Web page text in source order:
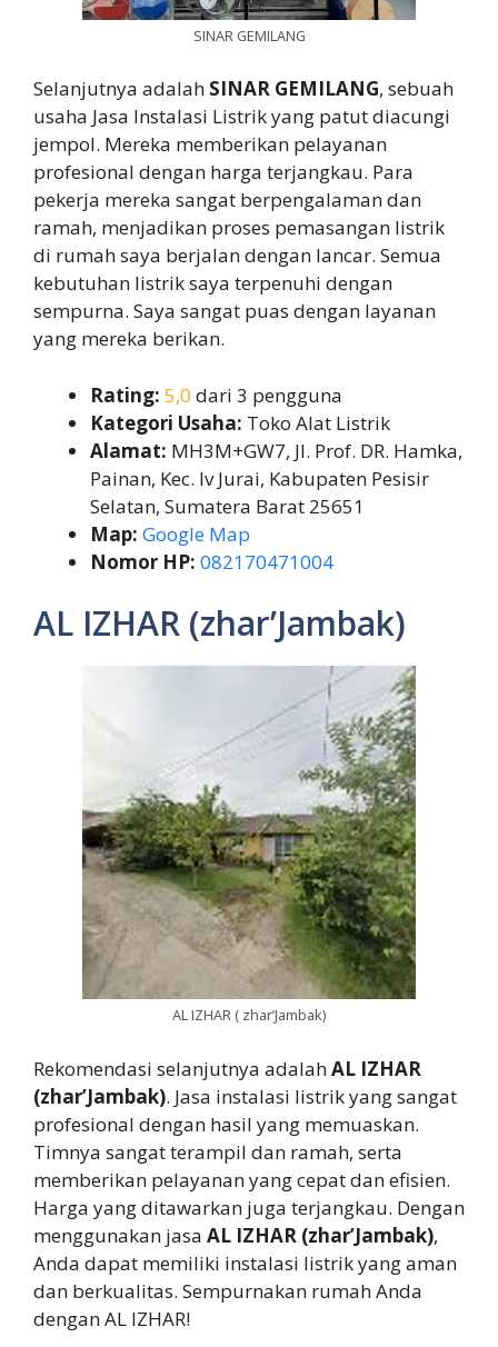
SINAR GEMILANG
Selanjutnya adalah SINAR GEMILANG, sebuah
usaha Jasa Instalasi Listrik yang patut diacungi
jempol. Mereka memberikan pelayanan
profesional dengan harga terjangkau. Para
pekerja mereka sangat berpengalaman dan
ramah, menjadikan proses pemasangan listrik
di rumah saya berjalan dengan lancar. Semua
kebutuhan listrik saya terpenuhi dengan
sempurna. Saya sangat puas dengan layanan
yang mereka berikan.
Rating: 5,0 dari 3 pengguna
Kategori Usaha: Toko Alat Listrik
Alamat: MH3M+GW7, Jl. Prof. DR. Hamka,
Painan, Kec. Iv Jurai, Kabupaten Pesisir
Selatan, Sumatera Barat 25651
Map: Google Map
Nomor HP: 082170471004
AL IZHAR (zhar’Jambak)
AL IZHAR ( zhar’Jambak)
Rekomendasi selanjutnya adalahAL IZHAR
(zhar’Jambak). Jasa instalasi listrik yang sangat
profesional dengan hasil yang memuaskan.
Timnya sangat terampil dan ramah, serta
memberikan pelayanan yang cepat dan efisien.
Harga yang ditawarkan juga terjangkau. Dengan
menggunakan jasa AL IZHAR (zhar’Jambak),
Anda dapat memiliki instalasi listrik yang aman
dan berkualitas. Sempurnakan rumah Anda
dengan AL IZHAR!